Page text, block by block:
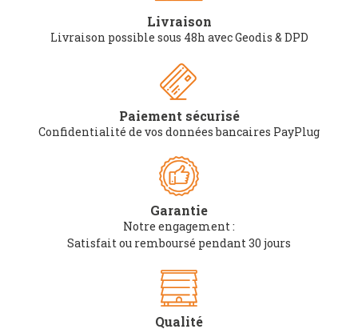
Livraison
Livraison possible sous 48h avec Geodis & DPD
Paiement sécurisé
Confidentialité de vos données bancaires PayPlug
Garantie
Notre engagement :
Satisfait ou remboursé pendant 30 jours
Qualité